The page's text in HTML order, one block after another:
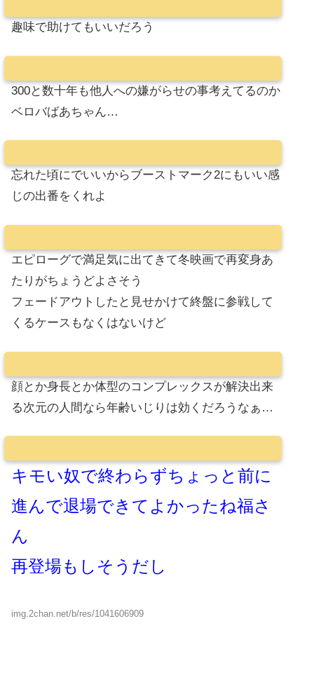
趣味で助けてもいいだろう
300と数十年も他人への嫌がらせの事考えてるのか
ベロバばあちゃん…
忘れた頃にでいいからブーストマーク2にもいい感
じの出番をくれよ
エピローグで満足気に出てきて冬映画で再変身あ
たりがちょうどよさそう
フェードアウトしたと見せかけて終盤に参戦して
くるケースもなくはないけど
顔とか身長とか体型のコンプレックスが解決出来
る次元の人間なら年齢いじりは効くだろうなぁ…
キモい奴で終わらずちょっと前に
進んで退場できてよかったね福さ
ん
再登場もしそうだし
img.2chan.net/b/res/1041606909